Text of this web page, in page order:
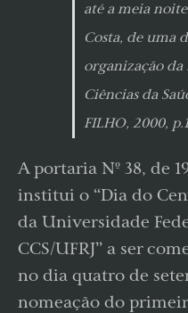
até a meia
Costa, de uma
organização
Ciências da
FILHO, 2000,
A portaria Nº 38, de
institui o “Dia do
da Universidade
CCS/UFRJ” a ser
no dia quatro de
nomeação do